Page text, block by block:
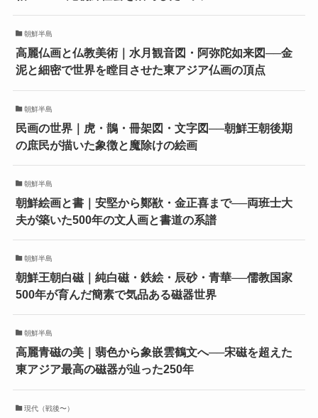
朝鮮半島
高麗仏画と仏教美術｜水月観音図・阿弥陀如来図──金
泥と細密で世界を瞠目させた東アジア仏画の頂点
朝鮮半島
民画の世界｜虎・鵲・冊架図・文字図──朝鮮王朝後期
の庶民が描いた象徴と魔除けの絵画
朝鮮半島
朝鮮絵画と書｜安堅から鄭歚・金正喜まで──両班士大
夫が築いた500年の文人画と書道の系譜
朝鮮半島
朝鮮王朝白磁｜純白磁・鉄絵・辰砂・青華──儒教国家
500年が育んだ簡素で気品ある磁器世界
朝鮮半島
高麗青磁の美｜翡色から象嵌雲鶴文へ──宋磁を超えた
東アジア最高の磁器が辿った250年
現代（戦後〜）